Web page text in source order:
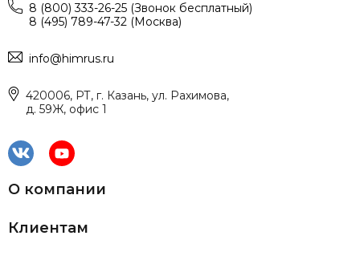
8 (800) 333-26-25 (Звонок бесплатный)
8 (495) 789-47-32 (Москва)
info@himrus.ru
420006, РТ, г. Казань, ул. Рахимова,
д. 59Ж, офис 1
О компании
Клиентам